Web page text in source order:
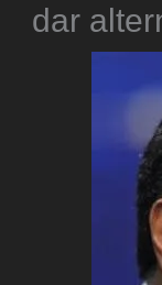
dar